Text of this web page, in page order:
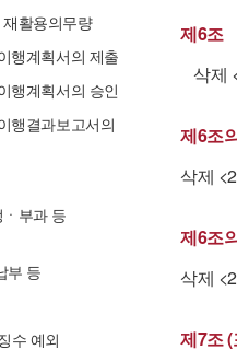
활용의무량
행계획서의 제출
행계획서의 승인
행결과보고서의
부과 등
부 등
수 예외
제6조
삭제
제6조
삭제
제6조
삭제
제7조